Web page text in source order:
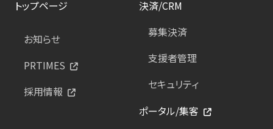
トップページ
お知らせ
PRTIMES
採用情報
決済/CRM
募集決済
支援者管理
セキュリティ
ポータル/集客